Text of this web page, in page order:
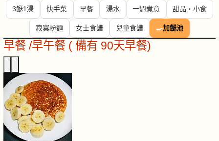
3餸1湯 快手菜 早餐 湯水 一週煮意 甜品・小食
寂寞粉麵 女士食譜 兒童食譜 🍳加餸池
早餐 /早午餐 ( 備有 90天早餐)